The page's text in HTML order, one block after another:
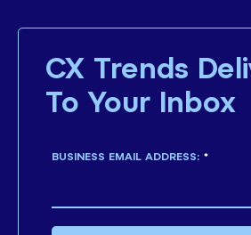
CX Trends
To Your Inbox
*
BUSINESS EMAIL ADDRESS: